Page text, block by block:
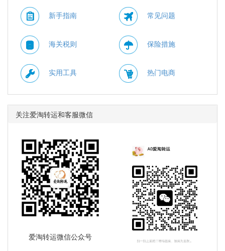
新手指南 常见问题
海关税则 保险措施
实用工具 热门电商
关注爱淘转运和客服微信
爱淘转运微信公众号